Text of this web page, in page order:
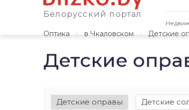
Белорусский портал
Оптика
в Чкаловском Детские
Детские
Детские оправы Детские